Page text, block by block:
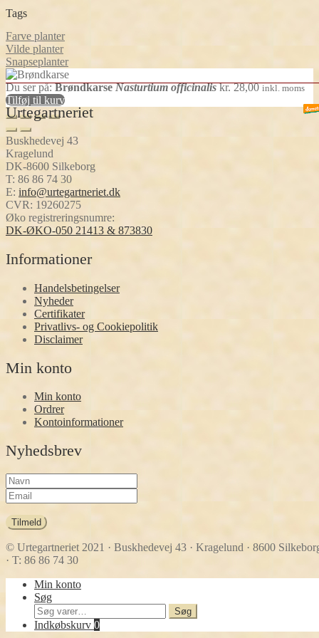
Tags
Farve planter
Vilde planter
Snapseplanter
Urtegartneriet
Buskhedevej 43
Kragelund
DK-8600 Silkeborg
T: 86 86 74 30
E: info@urtegartneriet.dk
CVR: 19260275
Øko registreringsnumre:
DK-ØKO-050 21413 & 873830
Informationer
Handelsbetingelser
Nyheder
Certifikater
Privatlivs- og Cookiepolitik
Disclaimer
Min konto
Min konto
Ordrer
Kontoinformationer
Nyhedsbrev
Tilmeld
© Urtegartneriet 2021 · Buskhedevej 43 · Kragelund · 8600
· T: 86 86 74 30
Min konto
Søg
Søg
efter:
Søg
Indkøbskurv 0
Du ser på:BrøndkarseNasturtium officinalis kr.28,00 inkl. moms
Tilføj til kurv